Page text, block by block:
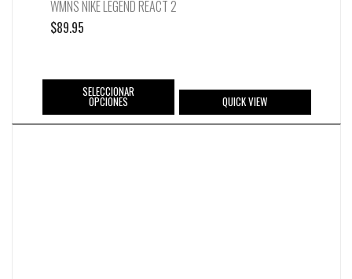
WMNS NIKE LEGEND REACT 2
$89.95
SELECCIONAR
OPCIONES QUICK VIEW